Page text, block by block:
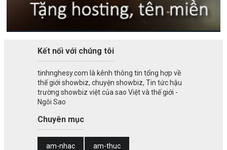
Kết nối với chúng tôi
tinhnghesy.com là kênh thông tin tổng hợp về
thế giới showbiz, chuyện showbiz, Tin tức hậu
trường showbiz việt của sao Việt và thế giới -
Ngôi Sao
Chuyên mục
am-nhac am-thuc